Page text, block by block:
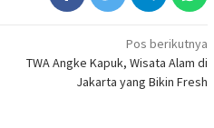
Pos berikutnya
TWA Angke Kapuk, Wisata Alam di
Jakarta yang Bikin Fresh